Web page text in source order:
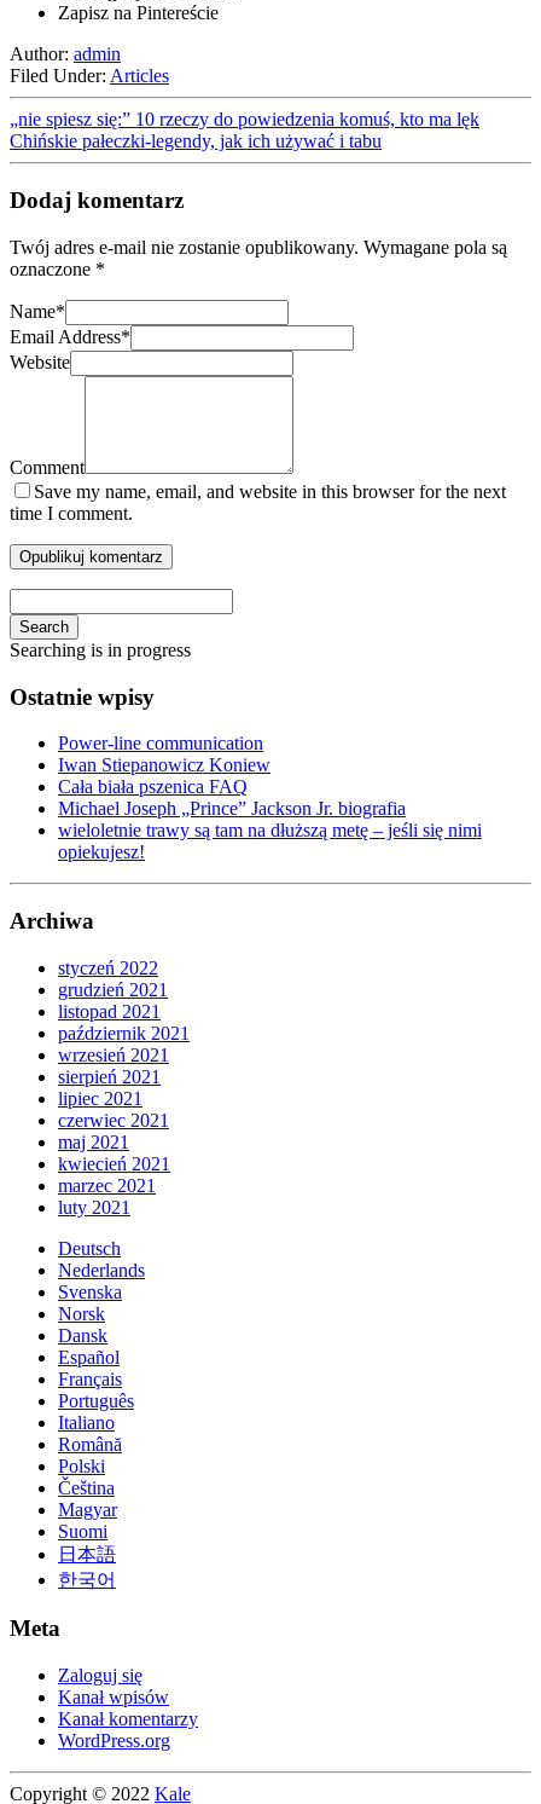
Zapisz na Pintereście
Author: admin
Filed Under: Articles
„nie spiesz się:” 10 rzeczy do powiedzenia komuś, kto ma lęk
Chińskie pałeczki-legendy, jak ich używać i tabu
Dodaj komentarz
Twój adres e-mail nie zostanie opublikowany. Wymagane pola są
oznaczone *
Name*
Email Address*
Website
Comment
Save my name, email, and website in this browser for the next
time I comment.
Search
Searching is in progress
Ostatnie wpisy
Power-line communication
Iwan Stiepanowicz Koniew
Cała biała pszenica FAQ
Michael Joseph „Prince” Jackson Jr. biografia
wieloletnie trawy są tam na dłuższą metę – jeśli się nimi
opiekujesz!
Archiwa
styczeń 2022
grudzień 2021
listopad 2021
październik 2021
wrzesień 2021
sierpień 2021
lipiec 2021
czerwiec 2021
maj 2021
kwiecień 2021
marzec 2021
luty 2021
Deutsch
Nederlands
Svenska
Norsk
Dansk
Español
Français
Português
Italiano
Română
Polski
Čeština
Magyar
Suomi
日本語
한국어
Meta
Zaloguj się
Kanał wpisów
Kanał komentarzy
WordPress.org
Copyright © 2022 Kale